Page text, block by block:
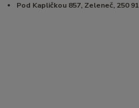
Pod Kapličkou 857, Zeleneč, 250 91